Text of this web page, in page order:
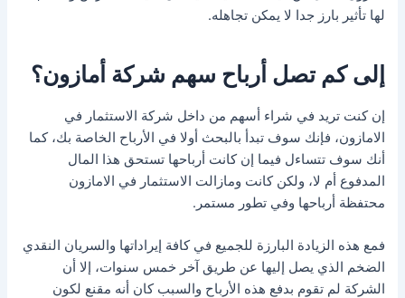
لها تأثير بارز جدا لا يمكن تجاهله.
إلى كم تصل أرباح سهم شركة أمازون؟
إن كنت تريد في شراء أسهم من داخل شركة الاستثمار في
الامازون، فإنك سوف تبدأ بالبحث أولا في الأرباح الخاصة بك، كما
أنك سوف تتساءل فيما إن كانت أرباحها تستحق هذا المال
المدفوع أم لا، ولكن كانت ومازالت الاستثمار في الامازون
محتفظة أرباحها وفي تطور مستمر.
فمع هذه الزيادة البارزة للجميع في كافة إيراداتها والسريان النقدي
الضخم الذي يصل إليها عن طريق آخر خمس سنوات، إلا أن
الشركة لم تقوم بدفع هذه الأرباح والسبب كان أنه مقنع لكون